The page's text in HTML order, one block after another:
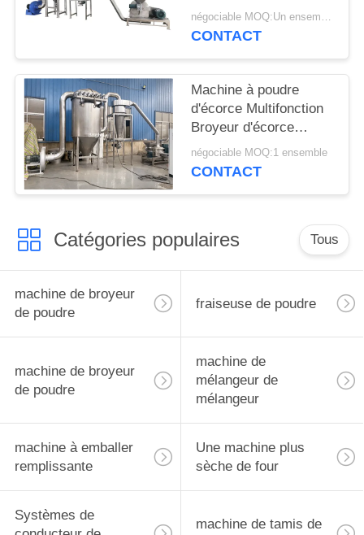
urée, avec CE
négociable MOQ:Un ensemble
CONTACT
Machine à poudre
d'écorce Multifonction
Broyeur d'écorce
d'Albizia
négociable MOQ:1 ensemble
CONTACT
Catégories populaires Tous
machine de broyeur
de poudre
fraiseuse de poudre
machine de broyeur
de poudre
machine de
mélangeur de
mélangeur
machine à emballer
remplissante
Une machine plus
sèche de four
Systèmes de
machine de tamis de